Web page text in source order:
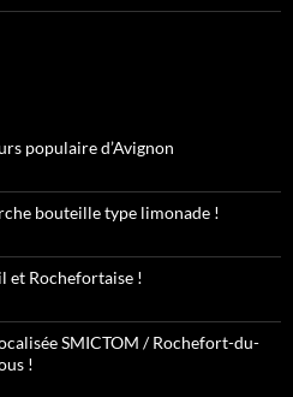
populaire d’Avignon
bouteille type limonade !
et Rochefortaise !
SMICTOM / Rochefort-du-
!